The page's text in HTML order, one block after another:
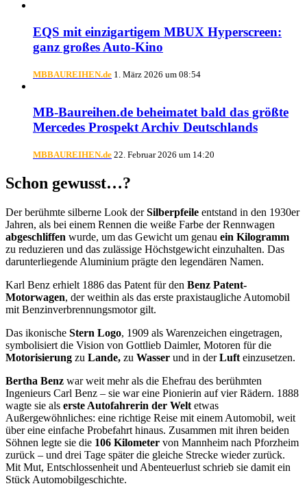
EQS mit einzigartigem MBUX Hyperscreen:
ganz großes Auto-Kino
MBBAUREIHEN.de 1. März 2026 um 08:54
MB-Baureihen.de beheimatet bald das größte
Mercedes Prospekt Archiv Deutschlands
MBBAUREIHEN.de 22. Februar 2026 um 14:20
Schon gewusst…?
Der berühmte silberne Look derSilberpfeile entstand in den 1930er
Jahren, als bei einem Rennen die weiße Farbe der Rennwagen
abgeschliffen wurde, um das Gewicht um genau ein Kilogramm
zu reduzieren und das zulässige Höchstgewicht einzuhalten. Das
darunterliegende Aluminium prägte den legendären Namen.
Karl Benz erhielt 1886 das Patent für den Benz Patent-
Motorwagen, der weithin als das erste praxistaugliche Automobil
mit Benzinverbrennungsmotor gilt.
Das ikonische Stern Logo, 1909 als Warenzeichen eingetragen,
symbolisiert die Vision von Gottlieb Daimler, Motoren für die
Motorisierung zu Lande, zu Wasser und in derLuft einzusetzen.
Bertha Benz war weit mehr als die Ehefrau des berühmten
Ingenieurs Carl Benz – sie war eine Pionierin auf vier Rädern. 1888
wagte sie als erste Autofahrerin der Welt etwas
Außergewöhnliches: eine richtige Reise mit einem Automobil, weit
über eine einfache Probefahrt hinaus. Zusammen mit ihren beiden
Söhnen legte sie die 106 Kilometer von Mannheim nach Pforzheim
zurück – und drei Tage später die gleiche Strecke wieder zurück.
Mit Mut, Entschlossenheit und Abenteuerlust schrieb sie damit ein
Stück Automobilgeschichte.